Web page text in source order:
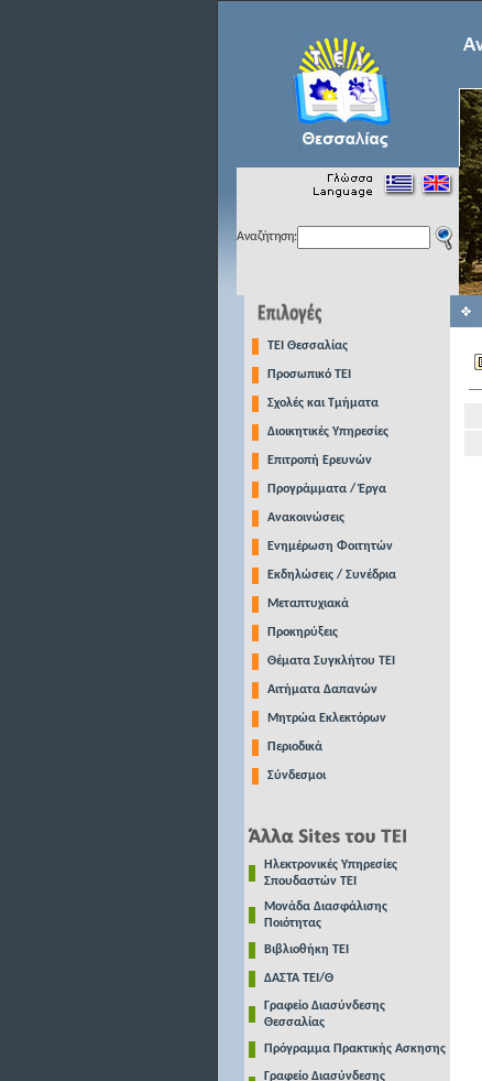
Αναζήτηση:
TEI Θεσσαλίας
Προσωπικό ΤΕΙ
Σχολές και Τμήματα
Διοικητικές Υπηρεσίες
Επιτροπή Ερευνών
Προγράμματα / Έργα
Ανακοινώσεις
Ενημέρωση Φοιτητών
Εκδηλώσεις / Συνέδρια
Μεταπτυχιακά
Προκηρύξεις
Θέματα Συγκλήτου ΤΕΙ
Αιτήματα Δαπανών
Μητρώα Εκλεκτόρων
Περιοδικά
Σύνδεσμοι
Ηλεκτρονικές Υπηρεσίες
Σπουδαστών ΤΕΙ
Μονάδα Διασφάλισης
Ποιότητας
Βιβλιοθήκη ΤΕΙ
ΔΑΣΤΑ ΤΕΙ/Θ
Γραφείο Διασύνδεσης
Θεσσαλίας
Πρόγραμμα Πρακτικής Ασκησης
Γραφείο Διασύνδεσης